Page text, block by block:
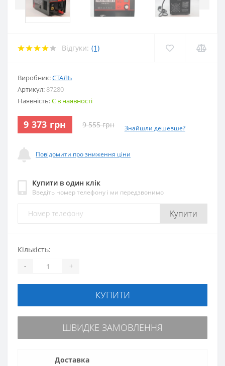
Відгуки: (1)
Виробник:СТАЛЬ
Артикул: 87280
Наявність:Є в наявності
9 373 грн 9 555 грн Знайшли дешевше?
Повідомити про зниження ціни
Купити в один клік
Введіть номер телефону і ми передзвонимо
Купити
Кількість:
- +
КУПИТИ
ШВИДКЕ ЗАМОВЛЕННЯ
Доставка